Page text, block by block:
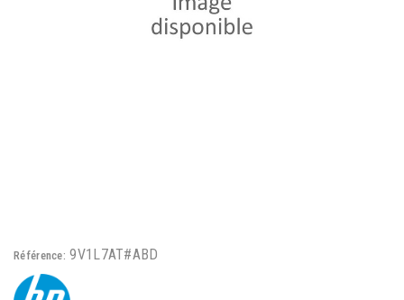
Référence: 9V1L7AT#ABD